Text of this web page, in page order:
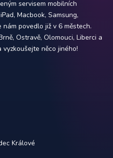
servisem mobilních
Macbook, Samsung,
povedlo již v 6 městech.
Ostravě, Olomouci, Liberci a
něco jiného!
Králové